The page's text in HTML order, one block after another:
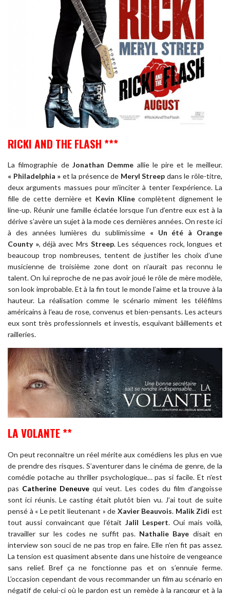
RICKI AND THE FLASH ***
La filmographie de Jonathan Demme allie le pire et le meilleur.
« Philadelphia » et la présence de Meryl Streep dans le rôle-titre,
deux arguments massues pour m’inciter à tenter l’expérience. La
fille de cette dernière et Kevin Klinecomplètent dignement le
line-up. Réunir une famille éclatée lorsque l’un d’entre eux est à la
dérive s’avère un sujet à la mode ces dernières années. On reste ici
à des années lumières du sublimissime « Un été à Orange
County », déjà avec Mrs Streep. Les séquences rock, longues et
beaucoup trop nombreuses, tentent de justifier les choix d’une
musicienne de troisième zone dont on n’aurait pas reconnu le
talent. On lui reproche de ne pas avoir joué le rôle de mère modèle,
son look improbable. Et à la fin tout le monde l’aime et la trouve à la
hauteur. La réalisation comme le scénario miment les téléfilms
américains à l’eau de rose, convenus et bien-pensants. Les acteurs
eux sont très professionnels et investis, esquivant bâillements et
railleries.
LA VOLANTE **
On peut reconnaitre un réel mérite aux comédiens les plus en vue
de prendre des risques. S’aventurer dans le cinéma de genre, de la
comédie potache au thriller psychologique… pas si facile. Et n’est
pas Catherine Deneuve qui veut. Les codes du film d’angoisse
sont ici réunis. Le casting était plutôt bien vu. J’ai tout de suite
pensé à « Le petit lieutenant » de Xavier Beauvois. Malik Zidi est
tout aussi convaincant que l’était Jalil Lespert. Oui mais voilà,
travailler sur les codes ne suffit pas. Nathalie Baye disait en
interview son souci de ne pas trop en faire. Elle n’en fit pas assez.
La tension est quasiment absente dans une histoire de vengeance
sans relief. Bref ça ne fonctionne pas et on s’ennuie ferme.
L’occasion cependant de vous recommander un film au scénario en
négatif de celui-ci où le pardon est un remède à la rancœur et à la